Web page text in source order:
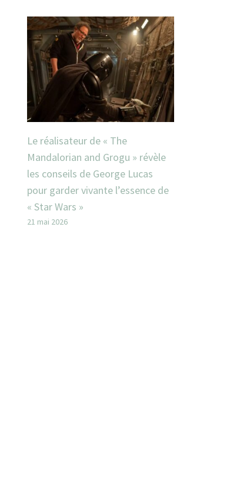
Le réalisateur de « The
Mandalorian and Grogu » révèle
les conseils de George Lucas
pour garder vivante l’essence de
« Star Wars »
21 mai 2026